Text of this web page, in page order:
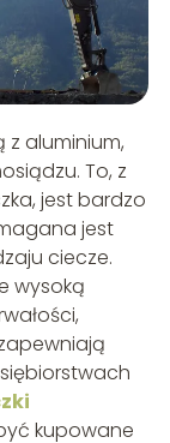
z aluminium,
To, z
jest bardzo
jest
ciecze.
wysoką
kupowane